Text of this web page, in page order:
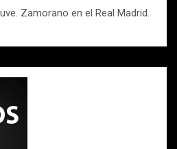
Zamorano en el Real Madrid.